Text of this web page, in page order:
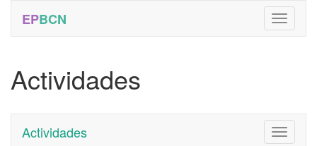
EPBCN
Actividades
Toggle
Actividades